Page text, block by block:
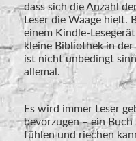
dass sich die Anzahl
Leser die Waage hielt.
einem Kindle-
kleine Bibliothek in
ist nicht unbedingt
allemal.
Es wird immer Leser
bevorzugen – ein Buch
fühlen und riechen